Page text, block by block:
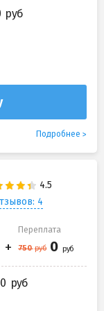
Подробнее
4
Переплата